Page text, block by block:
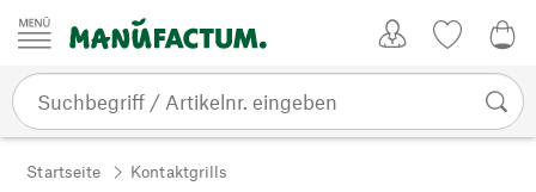
Zum Inhalt springen
Startseite Kontaktgrills